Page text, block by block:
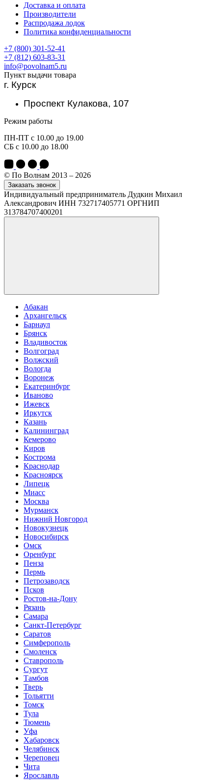
Доставка и оплата
Производители
Распродажа лодок
Политика конфиденциальности
+7 (800) 301-52-41
+7 (812) 603-83-31
info@povolnam5.ru
Пункт выдачи товара
г. Курск
Проспект Кулакова, 107
Режим работы
ПН-ПТ с 10.00 до 19.00
СБ с 10.00 до 18.00
© По Волнам 2013 – 2026
Заказать звонок
Индивидуальный предприниматель Дудкин Михаил
Александрович ИНН 732717405771 ОРГНИП
313784707400201
Абакан
Архангельск
Барнаул
Брянск
Владивосток
Волгоград
Волжский
Вологда
Воронеж
Екатеринбург
Иваново
Ижевск
Иркутск
Казань
Калининград
Кемерово
Киров
Кострома
Краснодар
Красноярск
Липецк
Миасс
Москва
Мурманск
Нижний Новгород
Новокузнецк
Новосибирск
Омск
Оренбург
Пенза
Пермь
Петрозаводск
Псков
Ростов-на-Дону
Рязань
Самара
Санкт-Петербург
Саратов
Симферополь
Смоленск
Ставрополь
Сургут
Тамбов
Тверь
Тольятти
Томск
Тула
Тюмень
Уфа
Хабаровск
Челябинск
Череповец
Чита
Ярославль